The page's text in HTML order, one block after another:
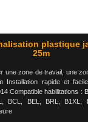
plastique
25m
une zone de travail, une
Installation rapide et
Compatible habilitations :
BCL, BEL, BRL, B1XL,